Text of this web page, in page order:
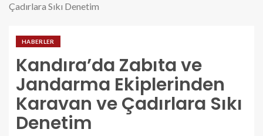
Çadırlara Sıkı Denetim
HABERLER
Kandıra’da Zabıta ve
Jandarma Ekiplerinden
Karavan ve Çadırlara Sıkı
Denetim